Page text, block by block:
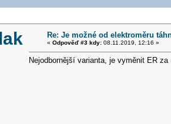
Re: Je možné od elektroměru
« Odpověď #3 kdy:08.11.2019, 12:16 »
Nejodbornější varianta, je vyměnit ER